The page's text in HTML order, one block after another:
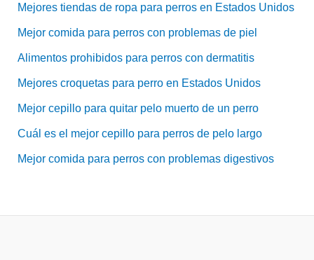
Mejores tiendas de ropa para perros en Estados Unidos
Mejor comida para perros con problemas de piel
Alimentos prohibidos para perros con dermatitis
Mejores croquetas para perro en Estados Unidos
Mejor cepillo para quitar pelo muerto de un perro
Cuál es el mejor cepillo para perros de pelo largo
Mejor comida para perros con problemas digestivos